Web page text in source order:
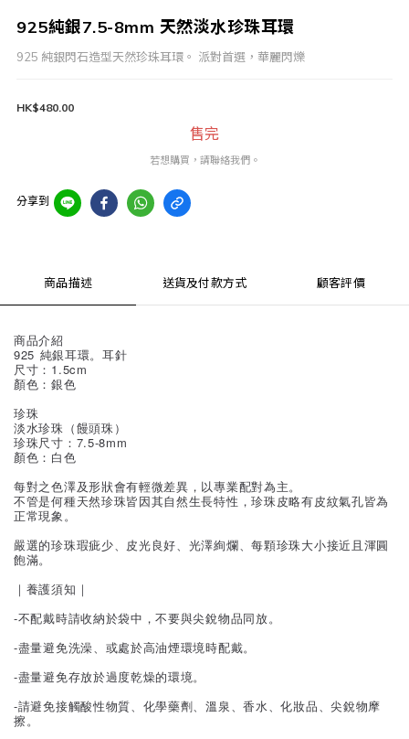
925純銀7.5-8mm 天然淡水珍珠耳環
925 純銀閃石造型天然珍珠耳環。 派對首選，華麗閃爍
HK$480.00
售完
若想購買，請聯絡我們。
分享到
商品描述 送貨及付款方式 顧客評價
商品介紹
925 純銀耳環。耳針
尺寸：1.5cm
顏色：銀色
珍珠
淡水珍珠（饅頭珠）
珍珠尺寸：7.5-8mm
顏色：白色
每對之色澤及形狀會有輕微差異，以專業配對為主。
不管是何種天然珍珠皆因其自然生長特性，珍珠皮略有皮紋氣孔皆為
正常現象。
嚴選的珍珠瑕疵少、皮光良好、光澤絢爛、每顆珍珠大小接近且渾圓
飽滿。
｜養護須知｜
-不配戴時請收納於袋中，不要與尖銳物品同放。
-盡量避免洗澡、或處於高油煙環境時配戴。
-盡量避免存放於過度乾燥的環境。
-請避免接觸酸性物質、化學藥劑、溫泉、香水、化妝品、尖銳物摩
擦。